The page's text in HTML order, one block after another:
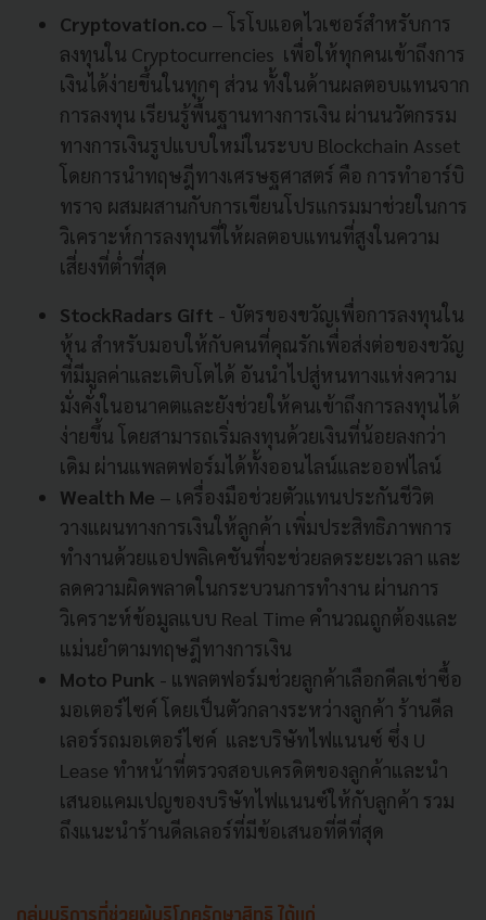
Cryptovation.co – โรโบแอดไวเซอร์สำหรับการ
ลงทุนใน Cryptocurrencies เพื่อให้ทุกคนเข้าถึงการ
เงินได้ง่ายขึ้นในทุกๆ ส่วน ทั้งในด้านผลตอบแทนจาก
การลงทุน เรียนรู้พื้นฐานทางการเงิน ผ่านนวัตกรรม
ทางการเงินรูปแบบใหม่ในระบบ Blockchain Asset
โดยการนำทฤษฎีทางเศรษฐศาสตร์ คือ การทำอาร์บิ
ทราจ ผสมผสานกับการเขียนโปรแกรมมาช่วยในการ
วิเคราะห์การลงทุนที่ให้ผลตอบแทนที่สูงในความ
เสี่ยงที่ต่ำที่สุด
StockRadars Gift - บัตรของขวัญเพื่อการลงทุนใน
หุ้น สำหรับมอบให้กับคนที่คุณรักเพื่อส่งต่อของขวัญ
ที่มีมูลค่าและเติบโตได้ อันนำไปสู่หนทางแห่งความ
มั่งคั่งในอนาคตและยังช่วยให้คนเข้าถึงการลงทุนได้
ง่ายขึ้น โดยสามารถเริ่มลงทุนด้วยเงินที่น้อยลงกว่า
เดิม ผ่านแพลตฟอร์มได้ทั้งออนไลน์และออฟไลน์
Wealth Me – เครื่องมือช่วยตัวแทนประกันชีวิต
วางแผนทางการเงินให้ลูกค้า เพิ่มประสิทธิภาพการ
ทำงานด้วยแอปพลิเคชันที่จะช่วยลดระยะเวลา และ
ลดความผิดพลาดในกระบวนการทำงาน ผ่านการ
วิเคราะห์ข้อมูลแบบ Real Time คำนวณถูกต้องและ
แม่นยำตามทฤษฎีทางการเงิน
Moto Punk - แพลตฟอร์มช่วยลูกค้าเลือกดีลเช่าซื้อ
มอเตอร์ไซค์ โดยเป็นตัวกลางระหว่างลูกค้า ร้านดีล
เลอร์รถมอเตอร์ไซค์ และบริษัทไฟแนนซ์ ซึ่ง U
Lease ทำหน้าที่ตรวจสอบเครดิตของลูกค้าและนำ
เสนอแคมเปญของบริษัทไฟแนนซ์ให้กับลูกค้า รวม
ถึงแนะนำร้านดีลเลอร์ที่มีข้อเสนอที่ดีที่สุด